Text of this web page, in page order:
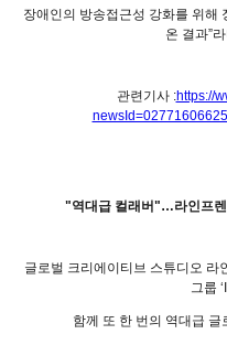
장애인의 방송접근성 강화를 위해
온 결과”
관련기사 :https://
"역대급 컬래버"…라인프렌
글로벌 크리에이티브 스튜디오 라
그룹
함께 또 한 번의 역대급